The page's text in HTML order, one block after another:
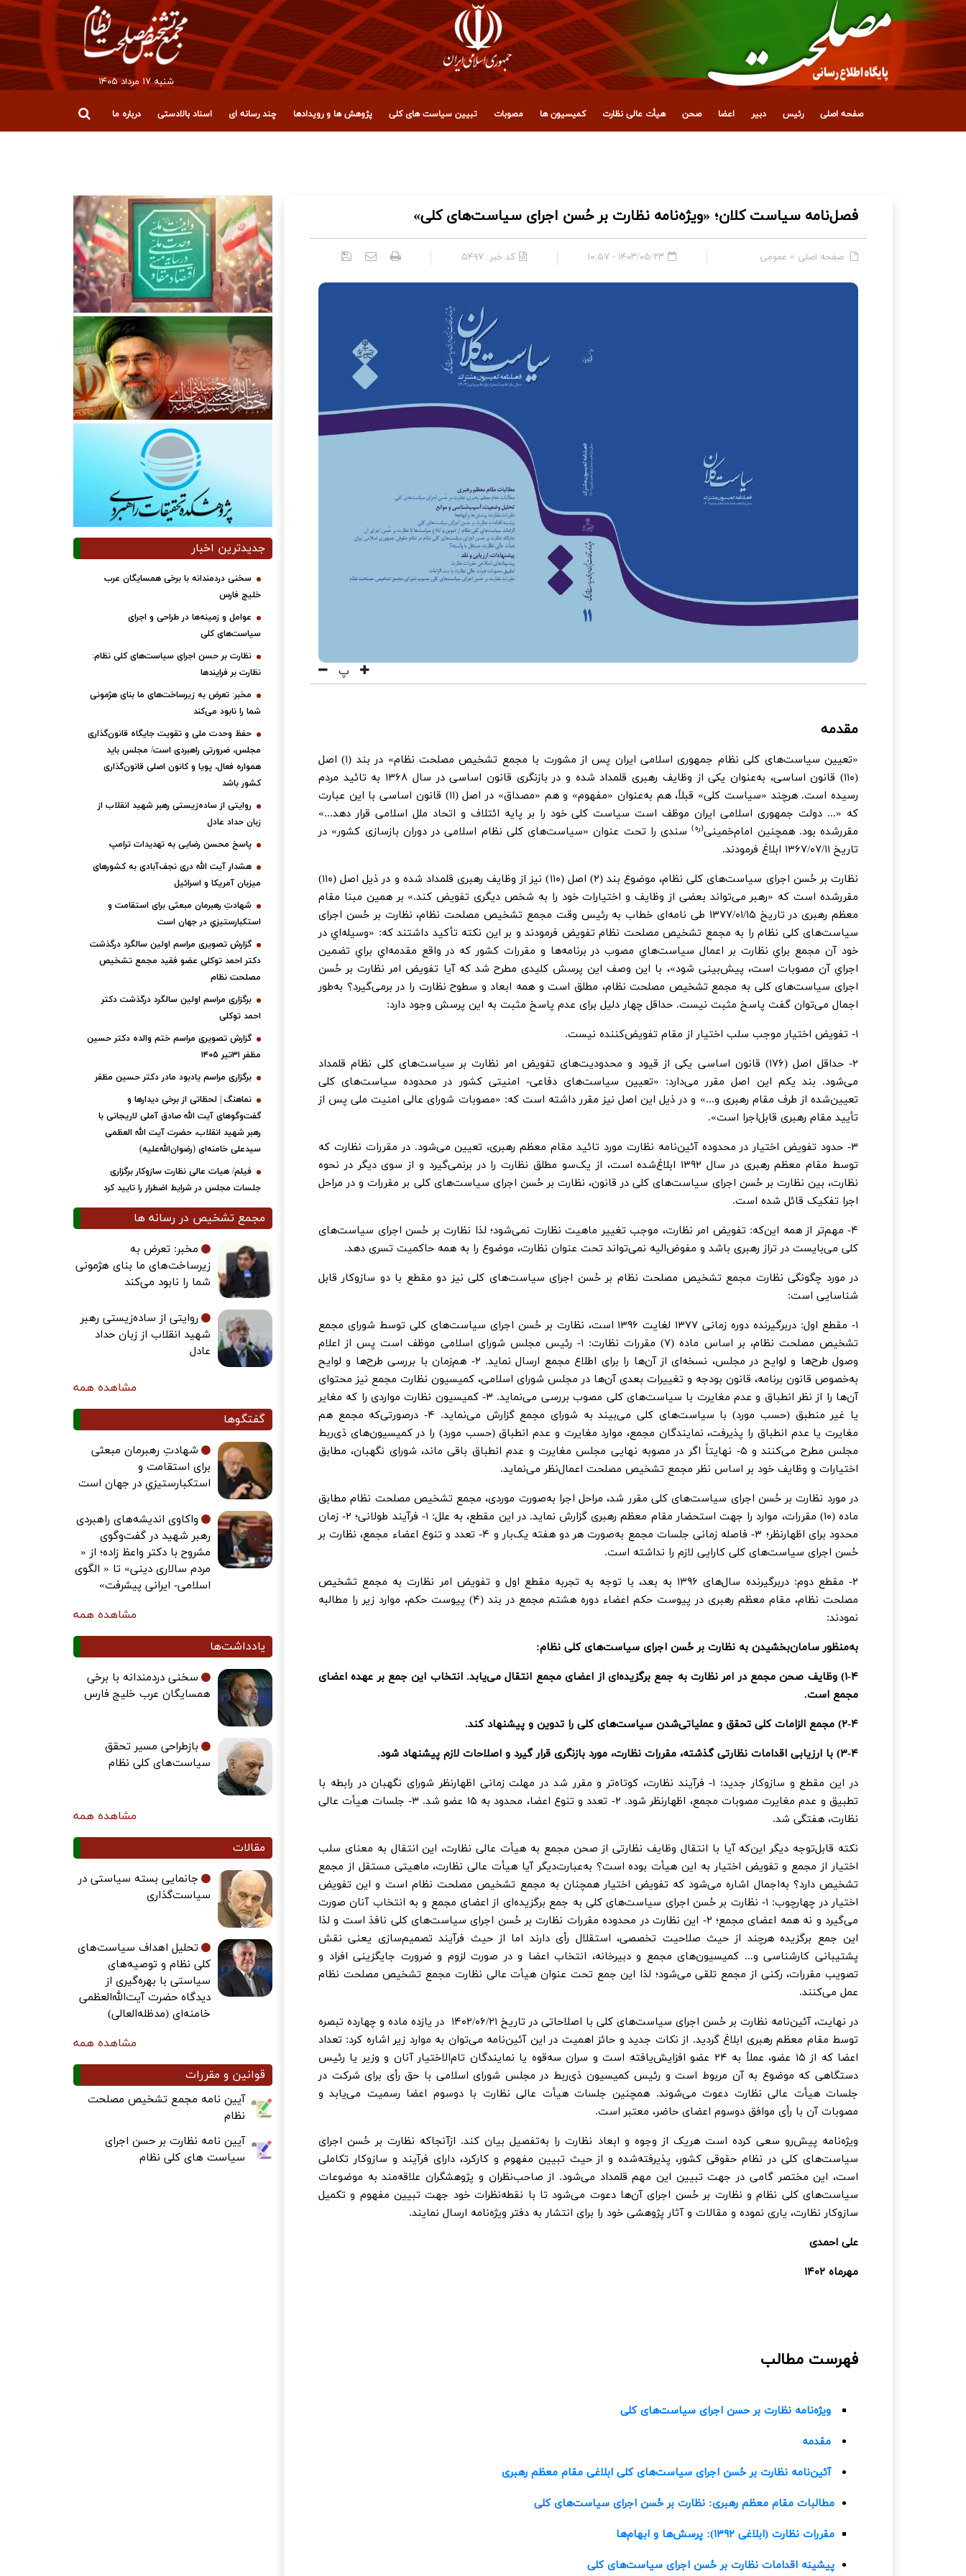
شنبه ۱۷ مرداد ۱۴۰۵
صفحه اصلی رئیس دبیر اعضا صحن هیأت عالی نظارت کمیسیون ها مصوبات تبیین سیاست های کلی پژوهش ها و رویدادها چند رسانه ای اسناد بالادستی درباره ما
فصل‌نامه سیاست کلان؛ «ویژه‌نامه نظارت بر حُسن اجرای سیاست‌های کلی»
صفحه اصلی » عمومی ۱۴۰۳/۰۵/۲۳ - ۱۰:۵۷ کد خبر: ۵۴۹۷
پ
مقدمه
«تعیین سیاست‌های کلی نظام جمهوری اسلامی ایران پس از مشورت با مجمع تشخیص مصلحت نظام» در بند (۱) اصل
(۱۱۰) قانون اساسی، به‌عنوان یکی از وظایف رهبری قلمداد شده و در بازنگری قانون اساسی در سال ۱۳۶۸ به تائید مردم
رسیده است. هرچند «سیاست کلی» قبلاً، هم به‌عنوان «مفهوم» و هم «مصداق» در اصل (۱۱) قانون اساسی با این عبارت
که «... دولت جمهوری اسلامی ایران موظف است سیاست کلی خود را بر پایه ائتلاف و اتحاد ملل اسلامی قرار دهد...»
مقررشده بود. همچنین امام‌خمینی(ره)سندی را تحت عنوان «سیاست‌های کلی نظام اسلامی در دوران بازسازی کشور» در
تاریخ ۱۳۶۷/۰۷/۱۱ ابلاغ فرمودند.
نظارت بر حُسن اجرای سیاست‌های کلی نظام، موضوع بند (۲) اصل (۱۱۰) نیز از وظایف رهبری قلمداد شده و در ذیل اصل (۱۱۰)
مقررشده است که «رهبر می‌تواند بعضی از وظایف و اختیارات خود را به شخص دیگری تفویض کند.» بر همین مبنا مقام
معظم رهبری در تاریخ ۱۳۷۷/۰۱/۱۵ طی نامه‌ای خطاب به رئیس وقت مجمع تشخیص مصلحت نظام، نظارت بر حُسن اجرای
سیاست‌های کلی نظام را به مجمع تشخیص مصلحت نظام تفویض فرمودند و بر این نکته تأکید داشتند که: «وسيله‌اي در
خود آن مجمع براي نظارت بر اعمال سياست‌هاي مصوب در برنامه‌ها و مقررات كشور كه در واقع مقدمه‌اي براي تضمين
اجراي آن مصوبات است، پیش‌بینی شود»، با این وصف این پرسش کلیدی مطرح شد که آیا تفویض امر نظارت بر حُسن
اجرای سیاست‌های کلی به مجمع تشخیص مصلحت نظام، مطلق است و همه ابعاد و سطوح نظارت را در برمی‌گیرد؟ به‌طور
اجمال می‌توان گفت پاسخ مثبت نیست. حداقل چهار دلیل برای عدم پاسخ مثبت به این پرسش وجود دارد:
۱- تفویض اختیار موجب سلب اختیار از مقام تفویض‌کننده نیست.
۲- حداقل اصل (۱۷۶) قانون اساسی یکی از قیود و محدودیت‌های تفویض امر نظارت بر سیاست‌های کلی نظام قلمداد
می‌شود. بند یکم این اصل مقرر می‌دارد: «تعیین سیاست‌های دفاعی- امنیتی کشور در محدوده سیاست‌های کلی
تعیین‌شده از طرف مقام رهبری و...» و در ذیل این اصل نیز مقرر داشته است که: «مصوبات شورای عالی امنیت ملی پس از
تأیید مقام رهبری قابل‌اجرا است».
۳- حدود تفویض اختیار در محدوده آئین‌نامه نظارت مورد تائید مقام معظم رهبری، تعیین می‌شود. در مقررات نظارت که
توسط مقام معظم رهبری در سال ۱۳۹۲ ابلاغ‌شده است، از یک‌سو مطلق نظارت را در برنمی‌گیرد و از سوی دیگر در نحوه
نظارت، بین نظارت بر حُسن اجرای سیاست‌های کلی در قانون، نظارت بر حُسن اجرای سیاست‌های کلی بر مقررات و در مراحل
اجرا تفکیک قائل شده است.
۴- مهم‌تر از همه این‌که: تفویض امر نظارت، موجب تغییر ماهیت نظارت نمی‌شود؛ لذا نظارت بر حُسن اجرای سیاست‌های
کلی می‌بایست در تراز رهبری باشد و مفوض‌الیه نمی‌تواند تحت عنوان نظارت، موضوع را به همه حاکمیت تسری دهد.
در مورد چگونگی نظارت مجمع تشخیص مصلحت نظام بر حُسن اجرای سیاست‌های کلی نیز دو مقطع با دو سازوکار قابل
شناسایی است:
۱- مقطع اول: دربرگیرنده دوره زمانی ۱۳۷۷ لغایت ۱۳۹۶ است، نظارت بر حُسن اجرای سیاست‌های کلی توسط شورای مجمع
تشخیص مصلحت نظام، بر اساس ماده (۷) مقررات نظارت: ۱- رئیس مجلس شورای اسلامی موظف است پس از اعلام
وصول طرح‌ها و لوایح در مجلس، نسخه‌ای از آن‌ها را برای اطلاع مجمع ارسال نماید. ۲- هم‌زمان با بررسی طرح‌ها و لوایح
به‌خصوص قانون برنامه، قانون بودجه و تغییرات بعدی آن‌ها در مجلس ‌شورای ‌اسلامی، کمیسیون نظارت مجمع نیز محتوای
آن‌ها را از نظر انطباق و عدم مغایرت با سیاست‌های کلی مصوب بررسی می‌نماید. ۳- کمیسیون نظارت مواردی را که مغایر
یا غیر منطبق (حسب مورد) با سیاست‌های کلی می‌بیند به شورای مجمع گزارش می‌نماید. ۴- درصورتی‌که مجمع هم
مغایرت یا عدم انطباق را پذیرفت، نمایندگان مجمع، موارد مغایرت و عدم انطباق (حسب مورد) را در کمیسیون‌های ذی‌ربط
مجلس مطرح می‌کنند و ۵- نهایتاً اگر در مصوبه نهایی مجلس مغایرت و عدم انطباق باقی ماند، شورای نگهبان، مطابق
اختیارات و وظایف خود بر اساس نظر مجمع تشخیص مصلحت اعمال‌نظر می‌نماید.
در مورد نظارت بر حُسن اجرای سیاست‌های کلی مقرر شد، مراحل اجرا به‌صورت موردی، مجمع تشخیص مصلحت نظام مطابق
ماده (۱۰) مقررات، موارد را جهت استحضار مقام معظم رهبری گزارش نماید. در این مقطع، به علل: ۱- فرآیند طولانی؛ ۲- زمان
محدود برای اظهارنظر؛ ۳- فاصله زمانی جلسات مجمع به‌صورت هر دو هفته یک‌بار و ۴- تعدد و تنوع اعضاء مجمع، نظارت بر
حُسن اجرای سیاست‌های کلی کارایی لازم را نداشته است.
۲- مقطع دوم: دربرگیرنده سال‌های ۱۳۹۶ به بعد، با توجه به تجربه مقطع اول و تفویض امر نظارت به مجمع تشخیص
مصلحت نظام، مقام معظم رهبری در پیوست حکم اعضاء دوره هشتم مجمع در بند (۴) پیوست حکم، موارد زیر را مطالبه
نمودند:
به‌منظور سامان‌بخشیدن به نظارت بر حُسن اجرای سیاست‌های کلی نظام:
۱-۴) وظایف صحن مجمع در امر نظارت به جمع برگزیده‌ای از اعضای مجمع انتقال می‌یابد. انتخاب این جمع بر عهده اعضای
مجمع است.
۲-۴) مجمع الزامات کلی تحقق و عملیاتی‌شدن سیاست‌های کلی را تدوین و پیشنهاد کند.
۳-۴) با ارزیابی اقدامات نظارتی گذشته، مقررات نظارت، مورد بازنگری قرار گیرد و اصلاحات لازم پیشنهاد شود.
در این مقطع و سازوکار جدید: ۱- فرآیند نظارت، کوتاه‌تر و مقرر شد در مهلت زمانی اظهارنظر شورای نگهبان در رابطه با
تطبیق و عدم مغایرت مصوبات مجمع، اظهارنظر شود. ۲- تعدد و تنوع اعضا، محدود به ۱۵ عضو شد. ۳- جلسات هیأت عالی
نظارت، هفتگی شد.
نکته قابل‌توجه دیگر این‌که آیا با انتقال وظایف نظارتی از صحن مجمع به هیأت عالی نظارت، این انتقال به معنای سلب
اختیار از مجمع و تفویض اختیار به این هیأت بوده است؟ به‌عبارت‌دیگر آیا هیأت عالی نظارت، ماهیتی مستقل از مجمع
تشخیص دارد؟ به‌اجمال اشاره می‌شود که تفویض اختیار همچنان به مجمع تشخیص مصلحت نظام است و این تفویض
اختیار در چهارچوب: ۱- نظارت بر حُسن اجرای سیاست‌های کلی به جمع برگزیده‌ای از اعضای مجمع و به انتخاب آنان صورت
می‌گیرد و نه همه اعضای مجمع؛ ۲- این نظارت در محدوده مقررات نظارت بر حُسن اجرای سیاست‌های کلی نافذ است و لذا
این جمع برگزیده هرچند از حیث صلاحیت تخصصی، استقلال رأی دارند اما از حیث فرآیند تصمیم‌سازی یعنی نقش
پشتیبانی کارشناسی و... کمیسیون‌های مجمع و دبیرخانه، انتخاب اعضا و در صورت لزوم و ضرورت جایگزینی افراد و
تصویب مقررات، رکنی از مجمع تلقی می‌شود؛ لذا این جمع تحت عنوان هیأت عالی نظارت مجمع تشخیص مصلحت نظام
عمل می‌کنند.
در نهایت، آئین‌نامه نظارت بر حُسن اجرای سیاست‌های کلی با اصلاحاتی در تاریخ ۱۴۰۲/۰۶/۲۱ در یازده ماده و چهارده تبصره
توسط مقام معظم رهبری ابلاغ گردید. از نکات جدید و حائز اهمیت در این آئین‌نامه می‌توان به موارد زیر اشاره کرد: تعداد
اعضا که از ۱۵ عضو، عملاً به ۲۴ عضو افزایش‌یافته است و سران سه‌قوه یا نمایندگان تام‌الاختیار آنان و وزیر یا رئیس
دستگاهی که موضوع به آن مربوط است و رئیس کمیسیون ذی‌ربط در مجلس شورای اسلامی با حق رأی برای شرکت در
جلسات هیأت عالی نظارت دعوت می‌شوند. همچنین جلسات هیأت عالی نظارت با دوسوم اعضا رسمیت می‌یابد و
مصوبات آن با رأی موافق دوسوم اعضای حاضر، معتبر است.
ویژه‌نامه پیش‌رو سعی کرده است هریک از وجوه و ابعاد نظارت را به‌تفصیل بیان کند. ازآنجاکه نظارت بر حُسن اجرای
سیاست‌های کلی در نظام حقوقی کشور، پذیرفته‌شده و از حیث تبیین مفهوم و کارکرد، دارای فرآیند و سازوکار تکاملی
است، این مختصر گامی در جهت تبیین این مهم قلمداد می‌شود. از صاحب‌نظران و پژوهشگران علاقه‌مند به موضوعات
سیاست‌های کلی نظام و نظارت بر حُسن اجرای آن‌ها دعوت می‌شود تا با نقطه‌نظرات خود جهت تبیین مفهوم و تکمیل
سازوکار نظارت، یاری نموده و مقالات و آثار پژوهشی خود را برای انتشار به دفتر ویژه‌نامه ارسال نمایند.
علی احمدی
مهرماه ۱۴۰۲
فهرست مطالب
ویژه‌نامه نظارت بر حسن اجرای سیاست‌های کلی
مقدمه
آئین‌نامه نظارت بر حُسن اجرای سیاست‌های کلی ابلاغی مقام معظم رهبری
مطالبات مقام معظم رهبری: نظارت بر حُسن اجرای سیاست‌های کلی
مقررات نظارت (ابلاغی ۱۳۹۲): پرسش‌ها و ابهام‌ها
پیشینه اقدامات نظارت بر حُسن اجرای سیاست‌های کلی
جدیدترین اخبار
سخنی دردمندانه با برخی همسایگان عرب
خلیج فارس
عوامل و زمینه‌ها در طراحی و اجرای
سیاست‌های کلی
نظارت بر حسن اجرای سیاست‌های کلی نظام:
نظارت بر فرایندها
مخبر: تعرض به زیرساخت‌های ما بنای هژمونی
شما را نابود می‌کند
حفظ وحدت ملی و تقویت جایگاه قانون‌گذاری
مجلس، ضرورتی راهبردی است/ مجلس باید
همواره فعال، پویا و کانون اصلی قانون‌گذاری
کشور باشد
روایتی از ساده‌زیستی رهبر شهید انقلاب از
زبان حداد عادل
پاسخ محسن رضایی به تهدیدات ترامپ
هشدار آیت الله دری نجف‌آبادی به کشورهای
میزبان آمریکا و اسرائیل
شهادتِ رهبرمان مبعثی برای استقامت و
استکبارستیزیِ در جهان است
گزارش تصویری مراسم اولین سالگرد درگذشت
دکتر احمد توکلی عضو فقید مجمع تشخیص
مصلحت نظام
برگزاری مراسم اولین سالگرد درگذشت دکتر
احمد توکلی
گزارش تصویری مراسم ختم والده دکتر حسین
مظفر ۳۱تیر ۱۴۰۵
برگزاری مراسم یادبود مادر دکتر حسین مظفر
نماهنگ | لحظاتی از برخی دیدارها و
گفت‌وگوهای آیت ‌الله صادق آملی لاریجانی با
رهبر شهید انقلاب، حضرت آیت‌ الله العظمی
سیدعلی خامنه‌ای (رضوان‌الله‌علیه)
فیلم/ هیات عالی نظارت سازوکار برگزاری
جلسات مجلس در شرایط اضطرار را تایید کرد
مجمع تشخیص در رسانه ها
مخبر: تعرض به
زیرساخت‌های ما بنای هژمونی
شما را نابود می‌کند
روایتی از ساده‌زیستی رهبر
شهید انقلاب از زبان حداد
عادل
مشاهده همه
گفتگوها
شهادتِ رهبرمان مبعثی
برای استقامت و
استکبارستیزیِ در جهان است
واکاوی اندیشه‌های راهبردی
رهبر شهید در گفت‌وگوی
مشروح با دکتر واعظ زاده؛ از «
مردم سالاری دینی» تا « الگوی
اسلامی- ایرانی پیشرفت»
مشاهده همه
یادداشت‌ها
سخنی دردمندانه با برخی
همسایگان عرب خلیج فارس
بازطراحی مسیر تحقق
سیاست‌های کلی نظام
مشاهده همه
مقالات
جانمایی بسته سیاستی در
سیاست‌گذاری
تحلیل اهداف سیاست‌های
کلی نظام و توصیه‌های
سیاستی با بهره‌گیری از
دیدگاه حضرت آیت‌الله‌العظمی
خامنه‌ای (مدظله‌العالی)
مشاهده همه
قوانین و مقررات
آیین نامه مجمع تشخیص مصلحت
نظام
آیین نامه نظارت بر حسن اجرای
سیاست های کلی نظام